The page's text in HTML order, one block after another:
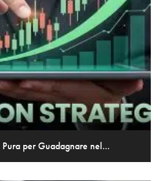
per Guadagnare nel...